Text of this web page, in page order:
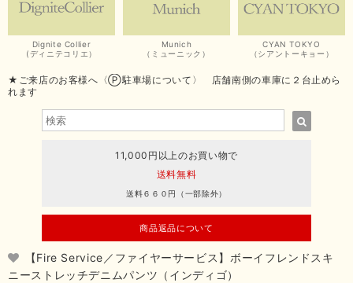
Dignite Collier
(ディニテコリエ）
Munich
（ミューニック）
CYAN TOKYO
（シアントーキョー）
★ご来店のお客様へ〈Ⓟ駐車場について〉 店舗南側の車庫に２台止めら
れます
11,000円以上のお買い物で
送料無料
送料６６０円（一部除外）
商品返品について
【Fire Service／ファイヤーサービス】ボーイフレンドスキ
ニーストレッチデニムパンツ（インディゴ）